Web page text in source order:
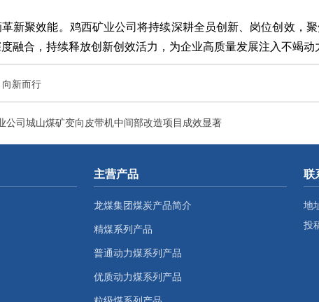
新聚效能。鸡西矿业公司将持续深耕全员创新、岗位创效，
融合，持续释放创新创效活力，为企业高质量发展注入不竭动
新而行
公司城山煤矿变向皮带机中间部改造项目成效显著
主营产品
龙煤集团煤炭产品简介
精煤系列产品
普通动力煤系列产品
优质动力煤系列产品
联
地
投